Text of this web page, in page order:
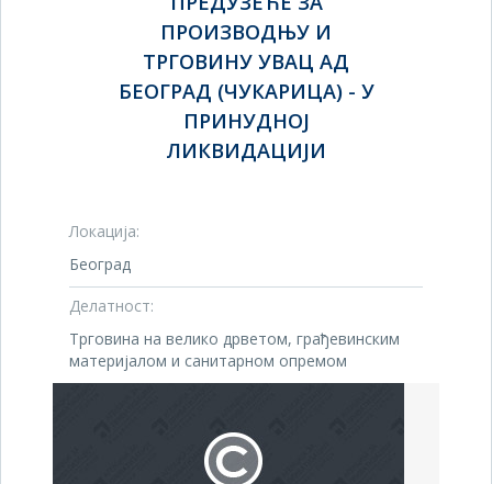
ПРОИЗВОДЊУ И
ТРГОВИНУ УВАЦ АД
БЕОГРАД (ЧУКАРИЦА) - У
ПРИНУДНОЈ
ЛИКВИДАЦИЈИ
Локација:
Београд
Делатност:
Трговина на велико дрветом, грађевинским
материјалом и санитарном опремом